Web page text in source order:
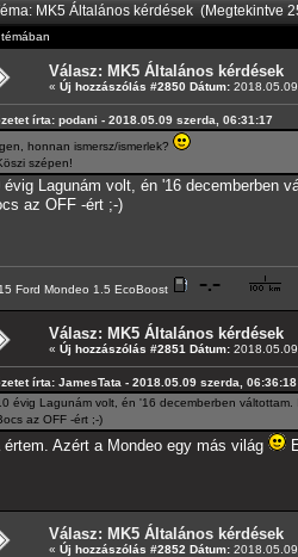
MK5 Általános kérdések (Megtekintve
Válasz: MK5 Általános kérdések
« Új hozzászólás #2850 Dátum:
írta: podani - 2018.05.09 szerda, 06:31:17
honnan ismersz/ismerlek?
szépen!
évig Lagunám volt, én '16 decemberben
az OFF -ért ;-)
Ford Mondeo 1.5 EcoBoost
Válasz: MK5 Általános kérdések
« Új hozzászólás #2851 Dátum:
írta: JamesTata - 2018.05.09 szerda, 06:36:18
évig Lagunám volt, én '16 decemberben
az OFF -ért ;-)
értem. Azért a Mondeo egy más világ
Válasz: MK5 Általános kérdések
« Új hozzászólás #2852 Dátum: